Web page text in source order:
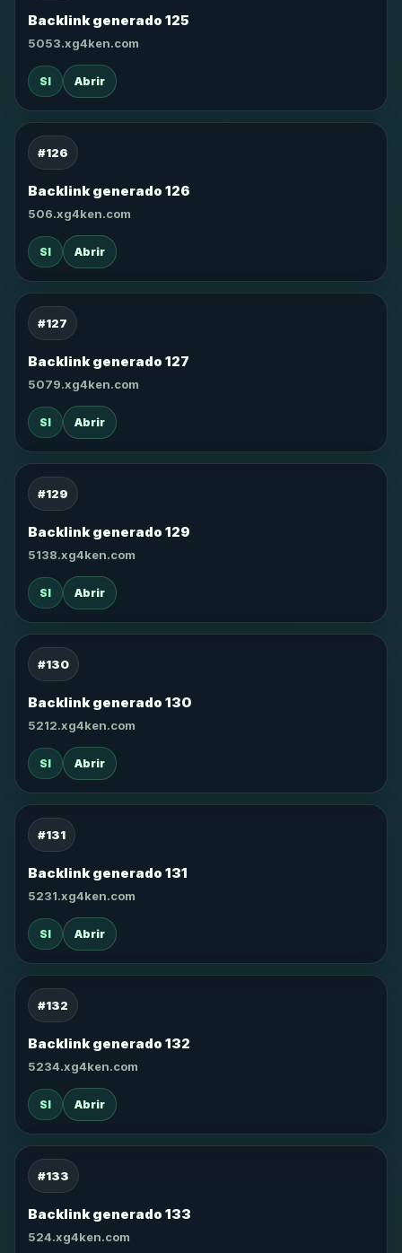
Backlink generado 125
5053.xg4ken.com
SI Abrir
#126
Backlink generado 126
506.xg4ken.com
SI Abrir
#127
Backlink generado 127
5079.xg4ken.com
SI Abrir
#129
Backlink generado 129
5138.xg4ken.com
SI Abrir
#130
Backlink generado 130
5212.xg4ken.com
SI Abrir
#131
Backlink generado 131
5231.xg4ken.com
SI Abrir
#132
Backlink generado 132
5234.xg4ken.com
SI Abrir
#133
Backlink generado 133
524.xg4ken.com